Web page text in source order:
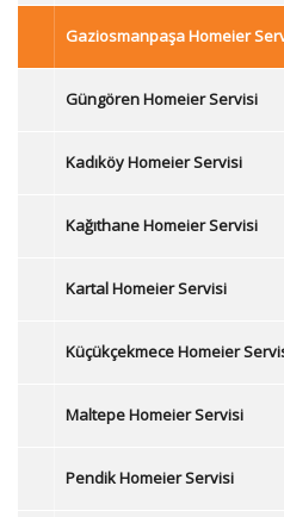
Gaziosmanpaşa Homeier
Güngören Homeier Servisi
Kadıköy Homeier Servisi
Kağıthane Homeier Servisi
Kartal Homeier Servisi
Küçükçekmece Homeier
Maltepe Homeier Servisi
Pendik Homeier Servisi